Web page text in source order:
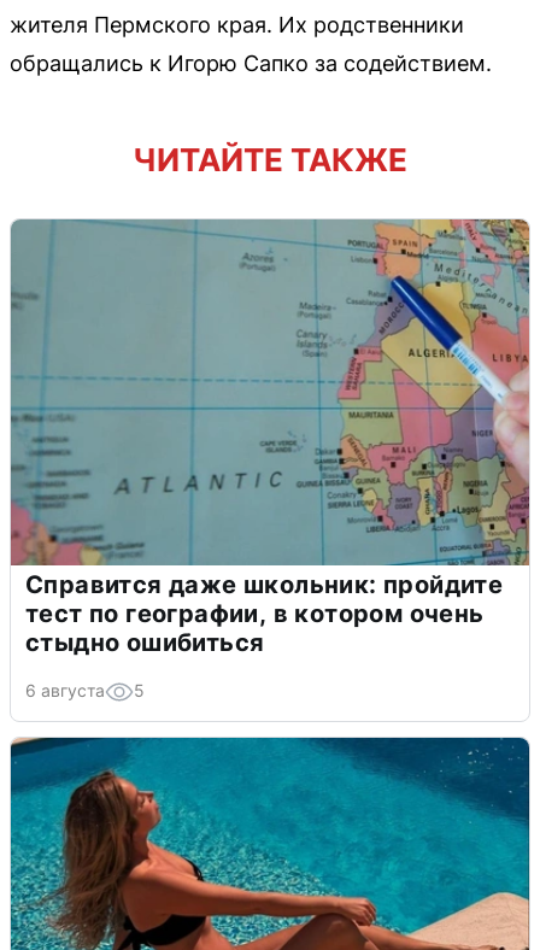
жителя Пермского края. Их родственники
обращались к Игорю Сапко за содействием.
ЧИТАЙТЕ ТАКЖЕ
Справится даже школьник: пройдите
тест по географии, в котором очень
стыдно ошибиться
6 августа 5